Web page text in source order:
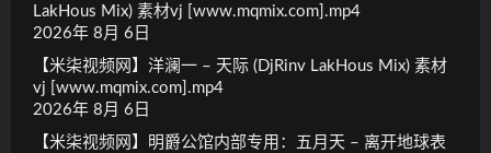
LakHous Mix) 素材vj [www.mqmix.com].mp4
2026年 8月 6日
【米柒视频网】洋澜一 – 天际 (DjRinv LakHous Mix) 素材
vj [www.mqmix.com].mp4
2026年 8月 6日
【米柒视频网】明爵公馆内部专用：五月天 – 离开地球表